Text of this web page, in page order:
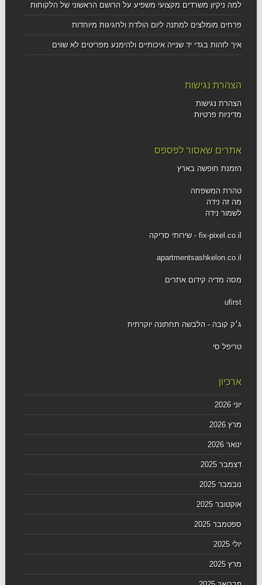
למה ניקיון משרדים מקצועי משפיע על הרושם הראשוני של הלקוחות
פרחים מומלצים למתנה ליום הולדת ולחגיגות מיוחדות
איך לזהות בגדי יד שנייה איכותיים ולהימנע מפריטים לא שווים
הצהרת נגישות
הצהרת נגישות
מדיניות פרטיות
אתרים שאסור לפספס
הזמנת חופשה בארץ
טהרת המשפחה
מה זה נידה
לשמור נידה
fix-pixel.co.il - שירותי סריקה
apartmentsashkelon.co.il
מסה מדיה קידום אתרים
ufirst
ג׳ק קובה - הלבשה תחתונה יוקרתית
טריפל סי
ארכיון
יוני 2026
מרץ 2026
ינואר 2026
דצמבר 2025
נובמבר 2025
אוקטובר 2025
ספטמבר 2025
יולי 2025
מרץ 2025